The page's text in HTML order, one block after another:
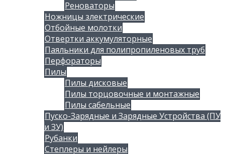
Реноваторы
Ножницы злектрические
Отбойные молотки
Отвертки аккумуляторные
Паяльники для полипропиленовых труб
Перфораторы
Пилы
Пилы дисковые
Пилы торцовочные и монтажные
Пилы сабельные
Пуско-Зарядные и Зарядные Устройства (ПУ
и ЗУ)
Рубанки
Степлеры и нейлеры